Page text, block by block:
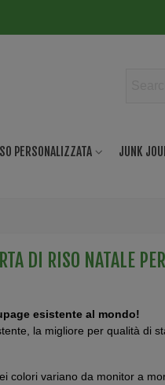
PERSONALIZZATA JUNK
DI RISO NATALE PER
esistente al mondo!
la migliore per qualità di
colori variano da monitor a